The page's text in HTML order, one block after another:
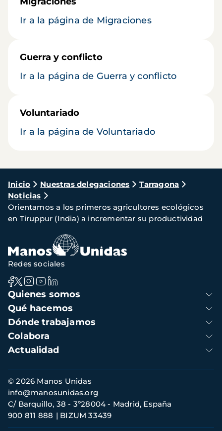
Ir a la página de Migraciones
Guerra y conflicto
Ir a la página de Guerra y conflicto
Voluntariado
Ir a la página de Voluntariado
Ruta
de
navegación
Inicio Nuestras delegaciones
Tarragona
Noticias
Orientamos a los primeros agricultores ecológicos
en Tiruppur (India) a incrementar su productividad
Navegación
principal
Quienes somos
Qué hacemos
Dónde trabajamos
Colabora
Actualidad
Redes sociales
Información
de
contacto
© 2026 Manos Unidas
C/ Barquillo, 38 - 3º28004 - Madrid, España
900 811 888
BIZUM 33439
info@manosunidas.org